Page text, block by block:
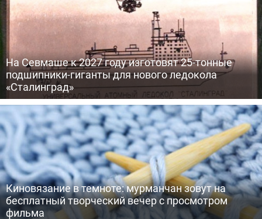
На Севмаше к 2027 году изготовят 25-тонные
подшипники-гиганты для нового ледокола
«Сталинград»
Киновязание в темноте: мурманчан зовут на
бесплатный творческий вечер с просмотром
фильма